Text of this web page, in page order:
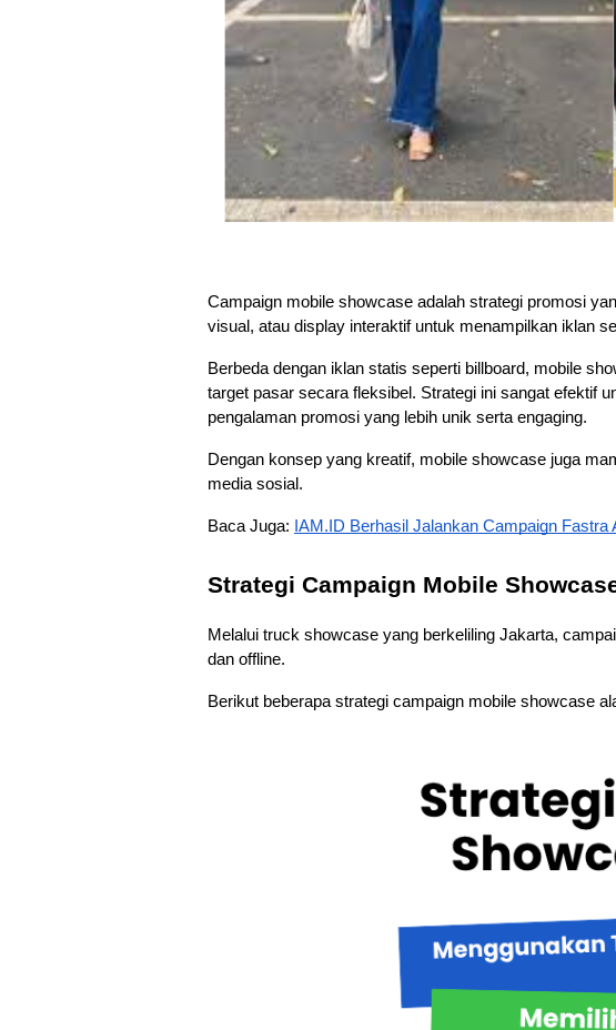
Campaign mobile showcase adalah strategi promosi
visual, atau display interaktif untuk menampilkan iklan
Berbeda dengan iklan statis seperti billboard, mobile
target pasar secara fleksibel. Strategi ini sangat efektif
pengalaman promosi yang lebih unik serta engaging.
Dengan konsep yang kreatif, mobile showcase juga
media sosial.
Baca Juga: IAM.ID Berhasil Jalankan Campaign
Strategi Campaign Mobile
Melalui truck showcase yang berkeliling Jakarta,
dan offline.
Berikut beberapa strategi campaign mobile showcase